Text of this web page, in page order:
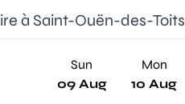
à Saint-Ouën-des-Toits
Sun
09 Aug
Mon
10 Aug